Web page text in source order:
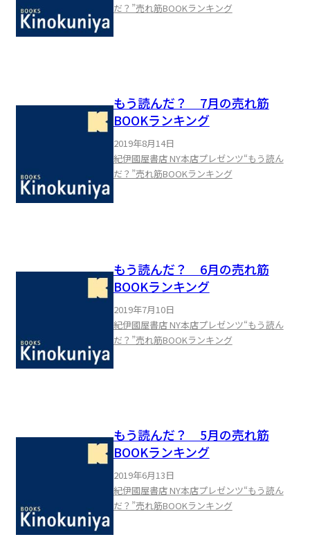
だ？”売れ筋BOOKランキング
もう読んだ？ 7月の売れ筋
BOOKランキング
2019年8月14日
紀伊國屋書店 NY本店プレゼンツ“もう読ん
だ？”売れ筋BOOKランキング
もう読んだ？ 6月の売れ筋
BOOKランキング
2019年7月10日
紀伊國屋書店 NY本店プレゼンツ“もう読ん
だ？”売れ筋BOOKランキング
もう読んだ？ 5月の売れ筋
BOOKランキング
2019年6月13日
紀伊國屋書店 NY本店プレゼンツ“もう読ん
だ？”売れ筋BOOKランキング